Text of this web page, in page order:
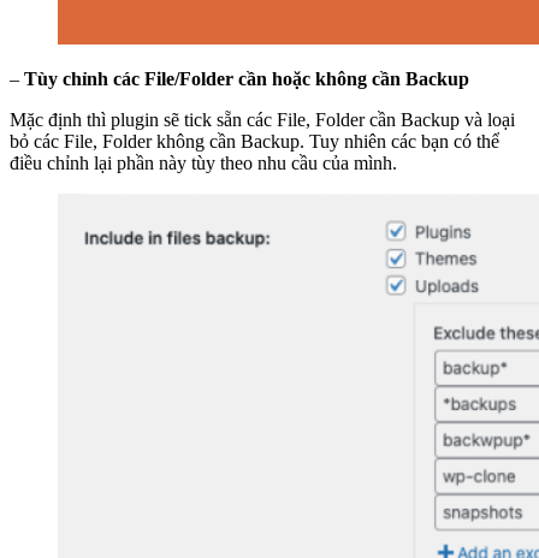
– Tùy chỉnh các File/Folder cần hoặc không cần Backup
Mặc định thì plugin sẽ tick sẵn các File, Folder cần Backup và loại
bỏ các File, Folder không cần Backup. Tuy nhiên các bạn có thể
điều chỉnh lại phần này tùy theo nhu cầu của mình.